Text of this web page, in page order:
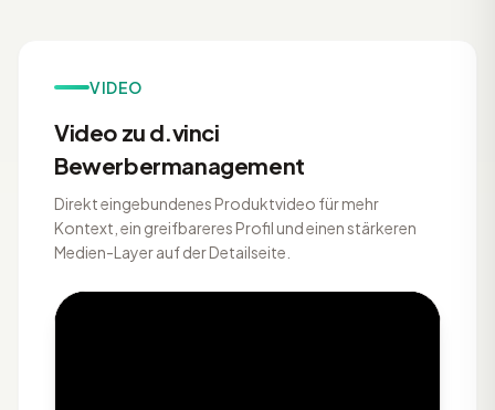
VIDEO
Video zu d.vinci
Bewerbermanagement
Direkt eingebundenes Produktvideo für mehr
Kontext, ein greifbareres Profil und einen stärkeren
Medien-Layer auf der Detailseite.